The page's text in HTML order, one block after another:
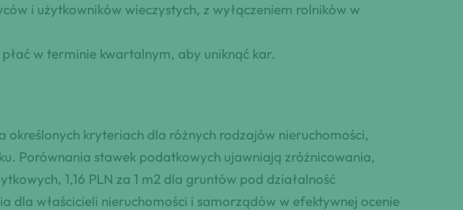
i użytkowników wieczystych, z wyłączeniem rolników w
w terminie kwartalnym, aby uniknąć kar.
kryteriach dla różnych rodzajów nieruchomości,
Porównania stawek podatkowych ujawniają zróżnicowania,
1,16 PLN za 1 m2 dla gruntów pod działalność
dla właścicieli nieruchomości i samorządów w efektywnej ocenie